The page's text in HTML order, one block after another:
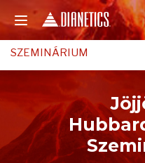
SZEMINÁRIUM